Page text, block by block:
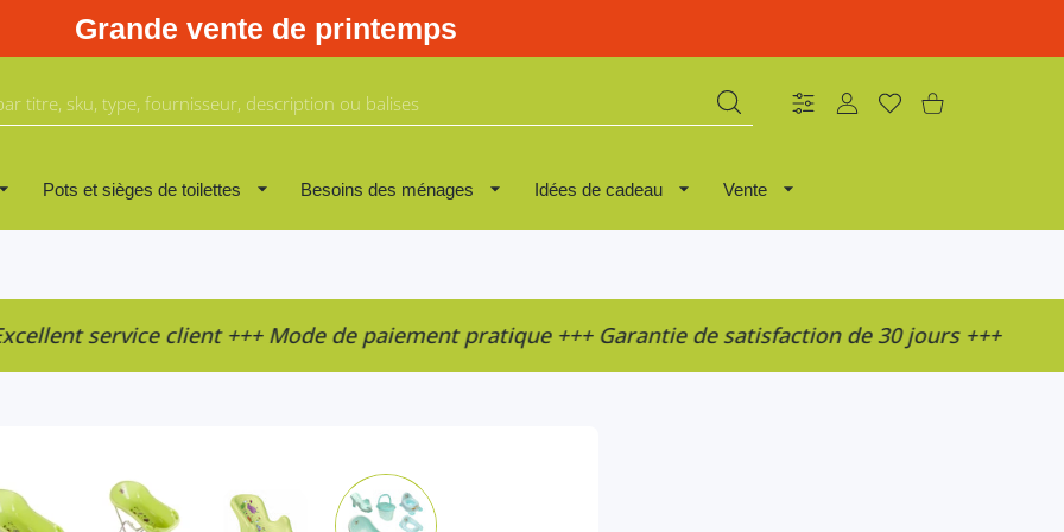
Grande vente de printemps
RéglagesCOMPTE D'UTILISATEUR
Liste de souhaits
Panier
Pots et sièges de toilettes Besoins des ménages Idées de cadeau Vente
service client +++ Mode de paiement pratique +++ Garantie de satisfaction de 30 jours +++